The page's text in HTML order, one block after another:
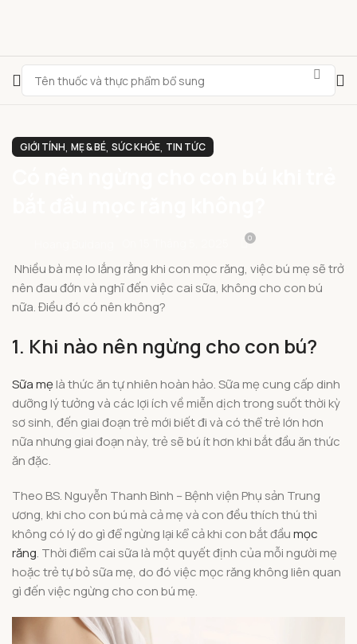
GIỚI TÍNH, MẸ & BÉ, SỨC KHỎE, TIN TỨC
0
Nhiều bà mẹ lo lắng rằng khi con mọc răng, việc bú mẹ sẽ trở
nên đau đớn và nghĩ đến việc cai sữa, không cho con bú
nữa. Điều đó có nên không?
1. Khi nào nên ngừng cho con bú?
Sữa mẹlà thức ăn tự nhiên hoàn hảo. Sữa mẹ cung cấp dinh
dưỡng lý tưởng và các lợi ích về miễn dịch trong suốt thời kỳ
sơ sinh, đến giai đoạn trẻ mới biết đi và có thể trẻ lớn hơn
nữa nhưng giai đoạn này, trẻ sẽ bú ít hơn khi bắt đầu ăn thức
ăn đặc.
Theo BS. Nguyễn Thanh Bình – Bệnh viện Phụ sản Trung
ương, khi cho con bú mà cả mẹ và con đều thích thú thì
không có lý do gì để ngừng lại kể cả khi con bắt đầumọc
răng. Thời điểm cai sữa là một quyết định của mỗi người mẹ
hoặc trẻ tự bỏ sữa mẹ, do đó việc mọc răng không liên quan
gì đến việc ngừng cho con bú mẹ.